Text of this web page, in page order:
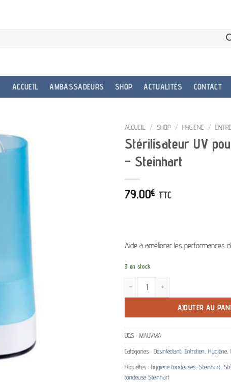
ACCUEIL AMBASSADEURS SHOP ACTUALITÉS CONTACT
ACCUEIL / SHOP / HYGIÈNE /
Stérilisateur UV
– Steinhart
79.00€ TTC
Aide à améliorer les performances
3 en stock
quantité de Stérilisateur UV pour
AJOUTER AU
UGS : MAUVMA
Catégories : Désinfectant, Entretien, Hygiène,
Étiquettes : hygiene tondeuses, Steinhart,
tondeuse Steinhart